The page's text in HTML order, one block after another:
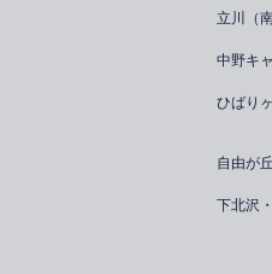
立川（
中野キ
ひばり
自由が
下北沢